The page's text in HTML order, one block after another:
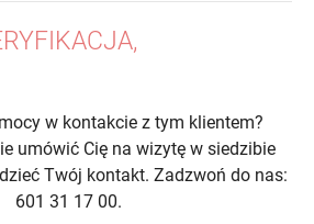
w kontakcie z tym klientem?
umówić Cię na wizytę w siedzibie
Twój kontakt. Zadzwoń do nas:
601 31 17 00.